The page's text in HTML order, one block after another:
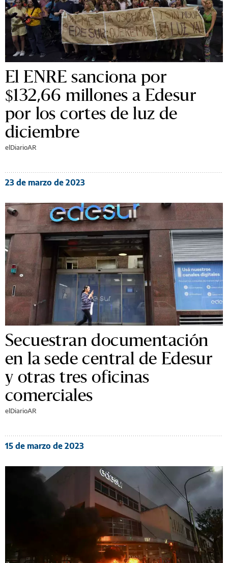
El ENRE sanciona por
$132,66 millones a Edesur
por los cortes de luz de
diciembre
elDiarioAR
23 de marzo de 2023
Secuestran documentación
en la sede central de Edesur
y otras tres oficinas
comerciales
elDiarioAR
15 de marzo de 2023